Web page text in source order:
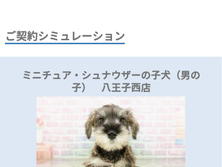
ご契約シミュレーション
ミニチュア・シュナウザーの子犬（男の
子） 八王子西店